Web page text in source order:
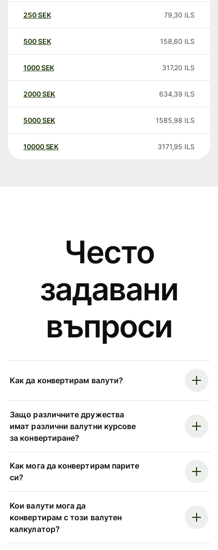
250SEK 79,30 ILS
500SEK 158,60 ILS
1000SEK 317,20 ILS
2000SEK 634,39 ILS
5000SEK 1585,98 ILS
10000 SEK 3171,95 ILS
Често
задавани
въпроси
Как да конвертирам валути?
Защо различните дружества
имат различни валутни курсове
за конвертиране?
Как мога да конвертирам парите
си?
Кои валути мога да
конвертирам с този валутен
калкулатор?